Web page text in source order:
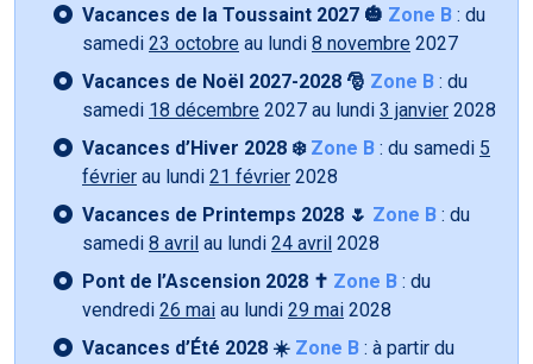
Vacances de la Toussaint 2027 🎃 Zone B : du
samedi 23 octobre au lundi 8 novembre 2027
Vacances de Noël 2027-2028 🎅 Zone B : du
samedi 18 décembre 2027 au lundi 3 janvier 2028
Vacances d’Hiver 2028 ❄️ Zone B : du samedi 5
février au lundi 21 février 2028
Vacances de Printemps 2028 🌷 Zone B : du
samedi 8 avril au lundi 24 avril 2028
Pont de l’Ascension 2028 ✝️ Zone B : du
vendredi 26 mai au lundi 29 mai 2028
Vacances d’Été 2028 ☀️ Zone B : à partir du